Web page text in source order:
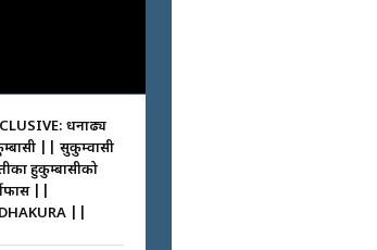
धनाढ्य
|| सुकुम्वासी
हुकुम्बासीको
||
||